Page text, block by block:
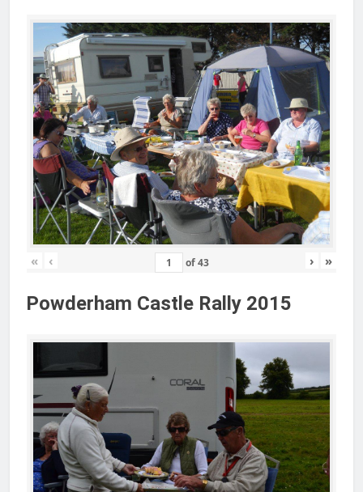
« ‹ of43 › »
Powderham Castle Rally 2015